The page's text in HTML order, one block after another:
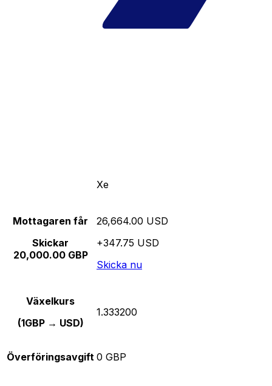
Xe
Mottagaren får
Skickar
20,000.00 GBP
26,664.00 USD
+347.75 USD
Skicka nu
Växelkurs
(1GBP → USD)
1.333200
Överföringsavgift 0 GBP